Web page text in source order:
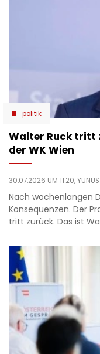
politik
Walter Ruck tritt
der WK Wien
30.07.2026 UM 11:20,
Nach wochenlangen
Konsequenzen. Der
tritt zurück. Das ist